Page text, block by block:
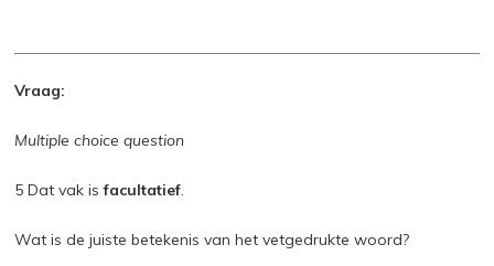
Vraag:
Multiple choice question
5 Dat vak isfacultatief.
Wat is de juiste betekenis van het vetgedrukte woord?